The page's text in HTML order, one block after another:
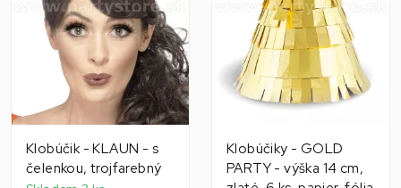
Klobúčik - KLAUN - s
čelenkou, trojfarebný
Klobúčiky - GOLD
PARTY - výška 14 cm,